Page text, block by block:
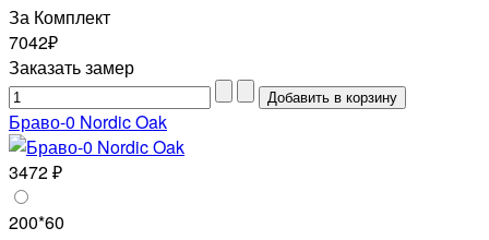
За Комплект
7042₽
Заказать замер
Браво-0 Nordic Oak
3472 ₽
200*60